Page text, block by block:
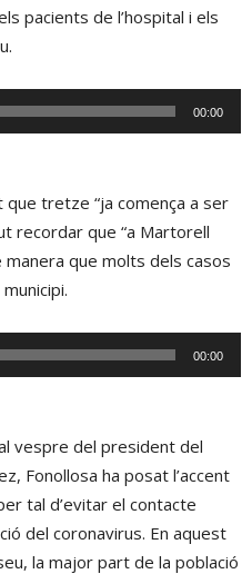
pacients de l’hospital i els
00:00
que tretze “ja comença a ser
recordar que “a Martorell
manera que molts dels casos
00:00
vespre del president del
Fonollosa ha posat l’accent
tal d’evitar el contacte
del coronavirus. En aquest
la major part de la població